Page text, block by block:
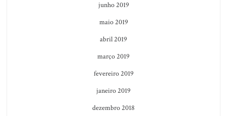
junho 2019
maio 2019
abril 2019
março 2019
fevereiro 2019
janeiro 2019
dezembro 2018